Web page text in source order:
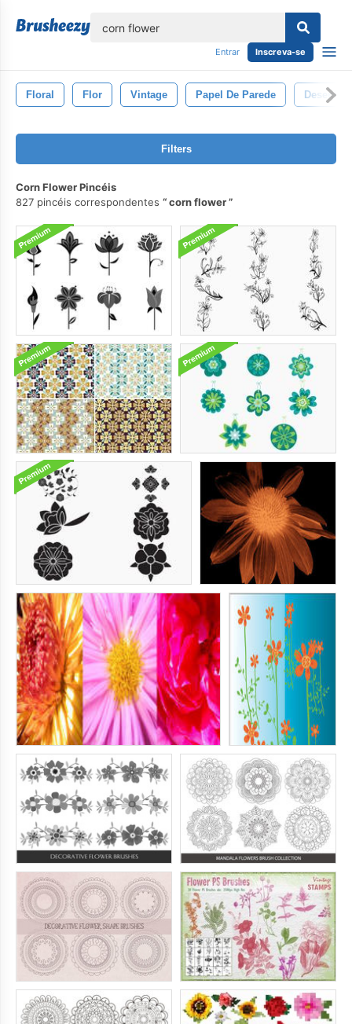
Entrar Inscreva-se
Floral Flor Vintage Papel De Parede Desenhar
Filters
Corn Flower Pincéis
827 pincéis correspondentes
corn flower